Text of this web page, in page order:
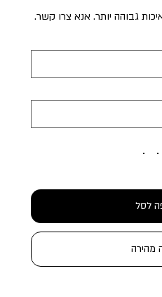
גבוהה יותר. אנא צרו קשר.
לסל
מהירה